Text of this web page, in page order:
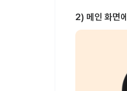
2) 메인 화면